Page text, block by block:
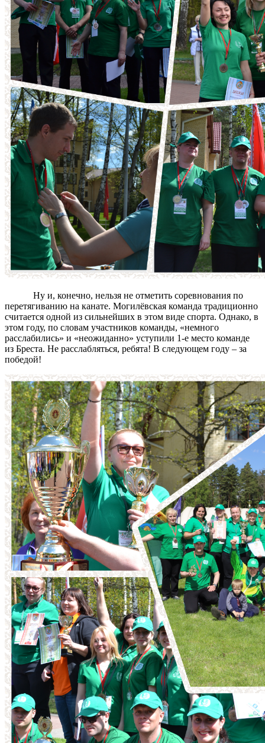
Ну и, конечно, нельзя не отметить соревнования по
перетягиванию на канате. Могилёвская команда традиционно
считается одной из сильнейших в этом виде спорта. Однако, в
этом году, по словам участников команды, «немного
расслабились» и «неожиданно» уступили 1-е место команде
из Бреста. Не расслабляться, ребята! В следующем году – за
победой!